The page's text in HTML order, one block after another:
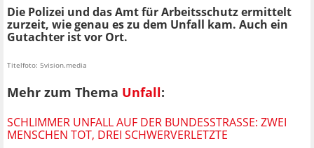
Die Polizei und das Amt für Arbeitsschutz ermittelt
zurzeit, wie genau es zu dem Unfall kam. Auch ein
Gutachter ist vor Ort.
Titelfoto: 5vision.media
Mehr zum Thema Unfall:
SCHLIMMER UNFALL AUF DER BUNDESSTRASSE: ZWEI M
ENSCHEN TOT, DREI SCHWERVERLETZTE